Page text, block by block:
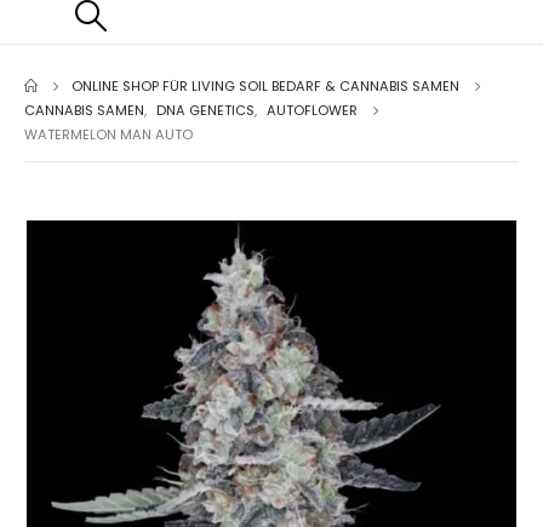
ONLINE SHOP FÜR LIVING SOIL BEDARF & CANNABIS SAMEN
CANNABIS SAMEN, DNA GENETICS, AUTOFLOWER
WATERMELON MAN AUTO